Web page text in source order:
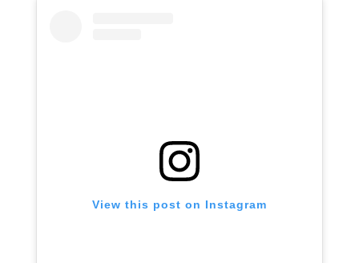
View this post on Instagram